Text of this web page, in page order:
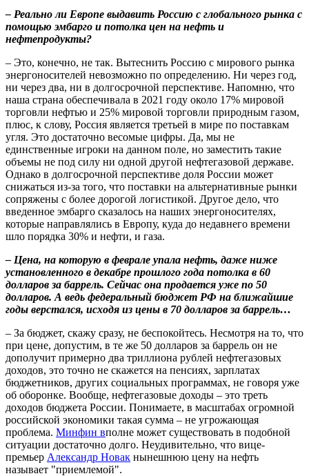
– Реально ли Европе выдавить Россию с глобального рынка с
помощью эмбарго и потолка цен на нефть и
нефтепродукты?
– Это, конечно, не так. Вытеснить Россию с мирового рынка
энергоносителей невозможно по определению. Ни через год,
ни через два, ни в долгосрочной перспективе. Напомню, что
наша страна обеспечивала в 2021 году около 17% мировой
торговли нефтью и 25% мировой торговли природным газом,
плюс, к слову, Россия является третьей в мире по поставкам
угля. Это достаточно весомые цифры. Да, мы не
единственные игроки на данном поле, но заместить такие
объемы не под силу ни одной другой нефтегазовой державе.
Однако в долгосрочной перспективе доля России может
снижаться из-за того, что поставки на альтернативные рынки
сопряжены с более дорогой логистикой. Другое дело, что
введенное эмбарго сказалось на наших энергоносителях,
которые направлялись в Европу, куда до недавнего времени
шло порядка 30% и нефти, и газа.
– Цена, на которую в феврале упала нефть, даже ниже
установленного в декабре прошлого года потолка в 60
долларов за баррель. Сейчас она продается уже по 50
долларов. А ведь федеральный бюджет РФ на ближайшие
годы верстался, исходя из цены в 70 долларов за баррель…
– За бюджет, скажу сразу, не беспокойтесь. Несмотря на то, что
при цене, допустим, в те же 50 долларов за баррель он не
дополучит примерно два триллиона рублей нефтегазовых
доходов, это точно не скажется на пенсиях, зарплатах
бюджетников, других социальных программах, не говоря уже
об оборонке. Вообще, нефтегазовые доходы – это треть
доходов бюджета России. Понимаете, в масштабах огромной
российской экономики такая сумма – не угрожающая
проблема. Минфин вполне может существовать в подобной
ситуации достаточно долго. Неудивительно, что вице-
премьер Александр Новак нынешнюю цену на нефть
называет "приемлемой".